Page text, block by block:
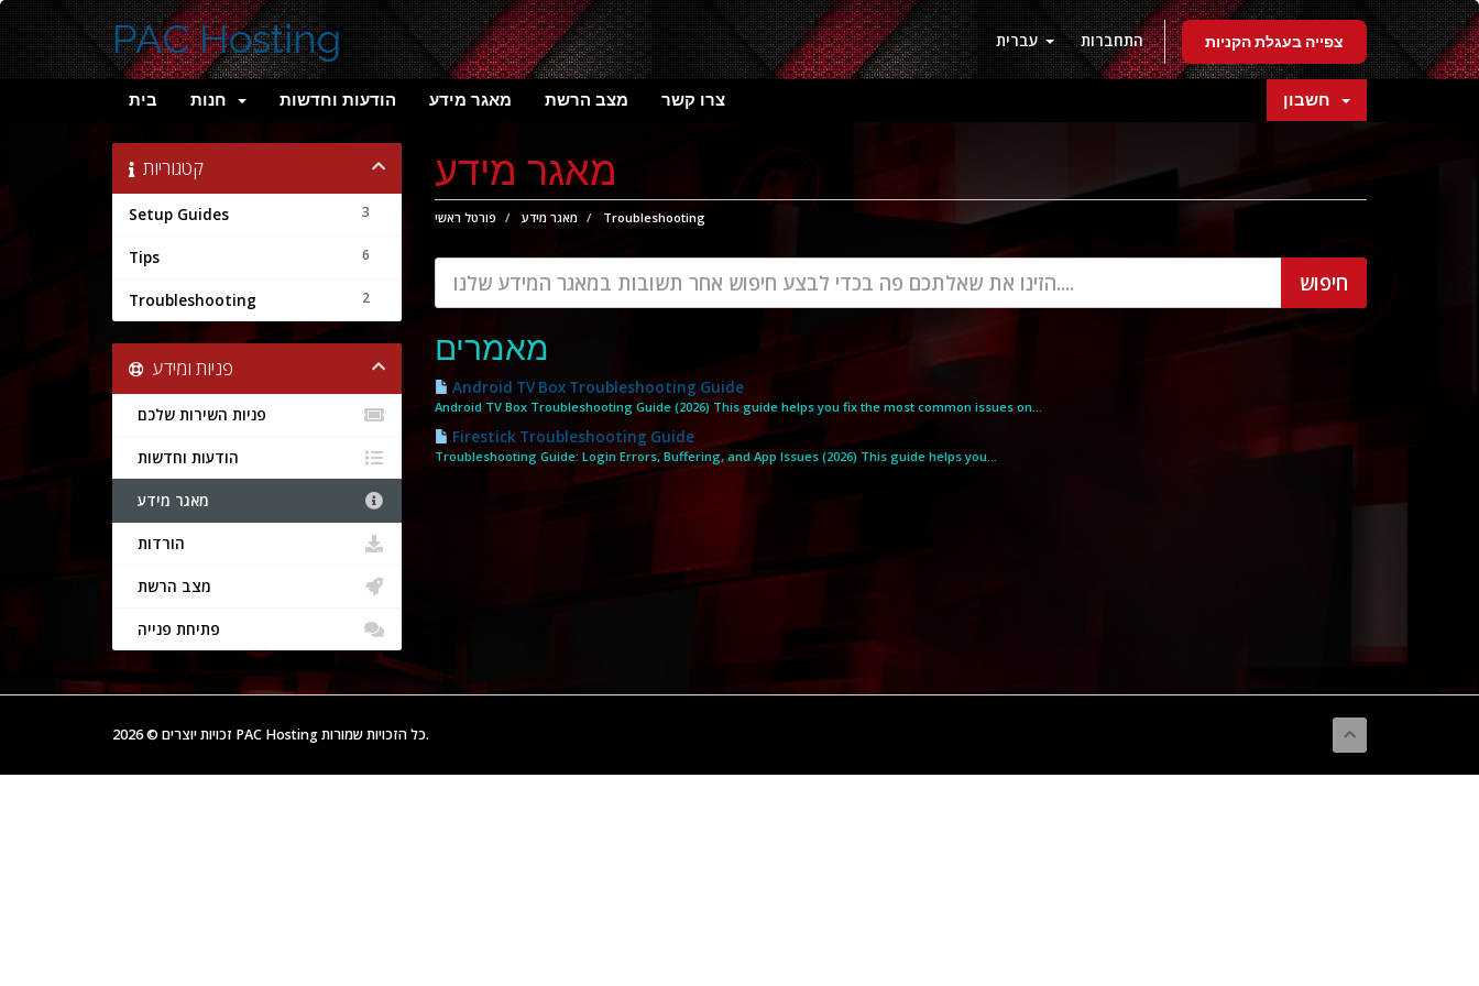
התחברות צפייה בעגלת הקניות PAC Hosting
בית הודעות וחדשות מאגר מידע מצב הרשת צרו קשר
מאגר מידע
פורטל ראשי מאגר מידע Troubleshooting
קטגוריות
3
Setup Guides
6
Tips
2
Troubleshooting
מאמרים
Android TV Box Troubleshooting Guide
Android TV Box Troubleshooting Guide (2026) This guide helps you fix the most common issues on...
Firestick Troubleshooting Guide
Troubleshooting Guide: Login Errors, Buffering, and App Issues (2026) This guide helps you...
פניות ומידע
פניות השירות שלכם
הודעות וחדשות
מאגר מידע
הורדות
מצב הרשת
פתיחת פנייה
זכויות יוצרים © 2026 PAC Hosting כל הזכויות שמורות.